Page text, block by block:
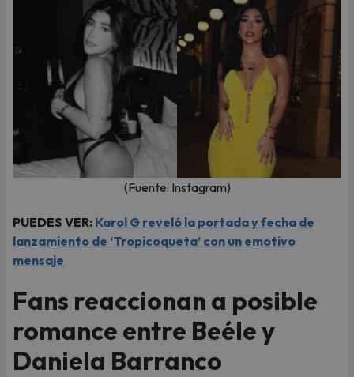
(Fuente: Instagram)
PUEDES VER: Karol G reveló la portada y fecha de
lanzamiento de ‘Tropicoqueta’ con un emotivo
mensaje
Fans reaccionan a posible
romance entre Beéle y
Daniela Barranco